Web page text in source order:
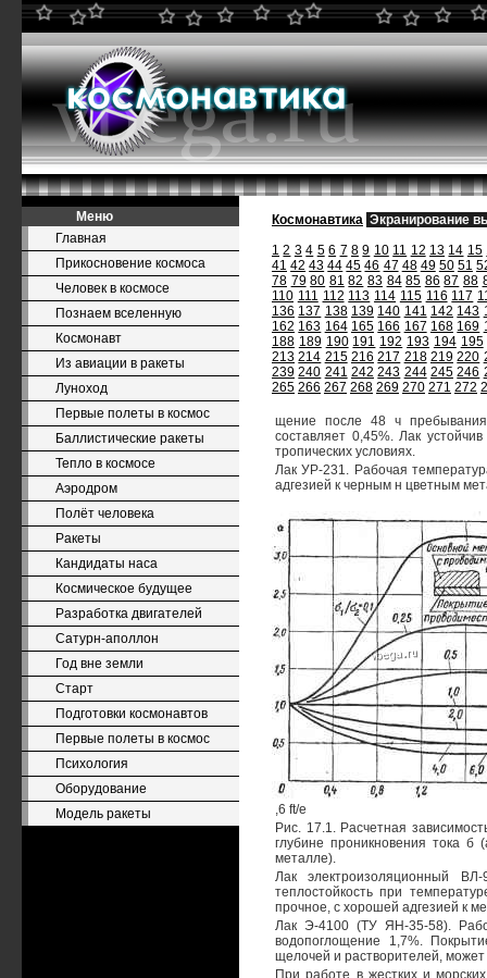
Меню
Главная
Прикосновение космоса
Человек в космосе
Познаем вселенную
Космонавт
Из авиации в ракеты
Луноход
Первые полеты в космос
Баллистические ракеты
Тепло в космосе
Аэродром
Полёт человека
Ракеты
Кандидаты наса
Космическое будущее
Разработка двигателей
Сатурн-аполлон
Год вне земли
Старт
Подготовки космонавтов
Первые полеты в космос
Психология
Оборудование
Модель ракеты
Космонавтика Экранирование
1 2 3 4 5 6 7 8 9 10 11 12 13 14 15
41 42 43 44 45 46 47 48 49 50 51
78 79 80 81 82 83 84 85 86 87 88
110 111 112 113 114 115 116 117
136 137 138 139 140 141 142 143
162 163 164 165 166 167 168 169
188 189 190 191 192 193 194 195
213 214 215 216 217 218 219 220
239 240 241 242 243 244 245 246
265 266 267 268 269 270 271 272
щение после 48 ч
составляет 0,45%. Лак
тропических условиях.
Лак УР-231. Рабочая
адгезией к черным н цветным
,6 ft/e
Рис. 17.1. Расчетная
глубине проникновения тока б
металле).
Лак электроизоляционный
теплостойкость при
прочное, с хорошей адгезией к
Лак Э-4100 (ТУ ЯН-35-58).
водопоглощение 1,7%.
щелочей и растворителей, может
При работе в жестких и